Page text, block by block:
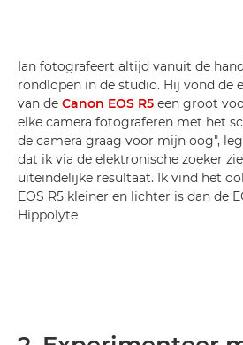
Ian fotografeert altijd vanuit de
rondlopen in de studio. Hij vond de
van de Canon EOS R5 een groot
elke camera fotograferen met het
de camera graag voor mijn oog",
dat ik via de elektronische zoeker
uiteindelijke resultaat. Ik vind het
EOS R5 kleiner en lichter is dan de
Hippolyte